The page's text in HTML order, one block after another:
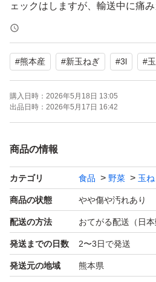
ェックはしますが、輸送中に痛
あります。
ご了承いただける方のみ購入し
※訳ありにご理解いただける方
※写真はサンプルです。
※値段を抑える為、リサイクル段
す。
#熊本産 #新玉ねぎ #3l #
購入日時： 2026年5月18日 13:05
出品日時： 2026年5月17日 16:42
商品の情報
カテゴリ 食品 野菜 玉
商品の状態 やや傷や汚れあり
配送の方法 おてがる配送（日本
発送までの日数 2〜3日で発送
発送元の地域 熊本県